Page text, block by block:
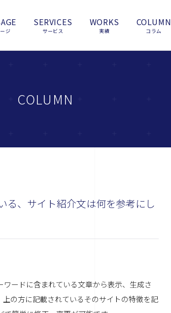
ジ
SERVICES
サービス
WORKS
実績
COLUMN
コラム
COLUMN
る、サイト紹介文は何を参考にし
ワードに含まれている文章から表示、生成さ
の方に記載されているそのサイトの特徴を記